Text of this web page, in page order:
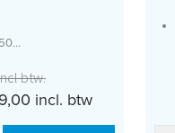
btw.
incl. btw